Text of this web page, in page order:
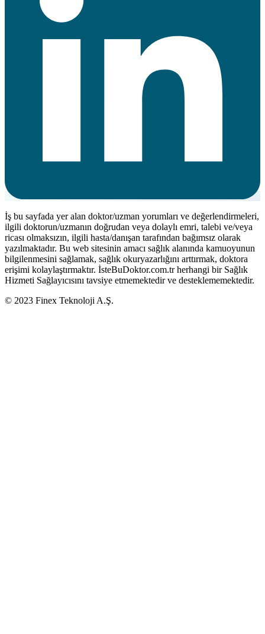
İş bu sayfada yer alan doktor/uzman yorumları ve değerlendirmeleri,
ilgili doktorun/uzmanın doğrudan veya dolaylı emri, talebi ve/veya
ricası olmaksızın, ilgili hasta/danışan tarafından bağımsız olarak
yazılmaktadır. Bu web sitesinin amacı sağlık alanında kamuoyunun
bilgilenmesini sağlamak, sağlık okuryazarlığını arttırmak, doktora
erişimi kolaylaştırmaktır. İsteBuDoktor.com.tr herhangi bir Sağlık
Hizmeti Sağlayıcısını tavsiye etmemektedir ve desteklememektedir.
© 2023 Finex Teknoloji A.Ş.